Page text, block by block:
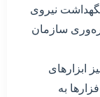
نیروی
سازمان
ابزارهای
به